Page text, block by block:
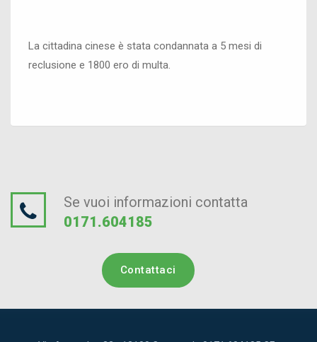
La cittadina cinese è stata condannata a 5 mesi di
reclusione e 1800 ero di multa.
Se vuoi informazioni contatta
0171.604185
Contattaci